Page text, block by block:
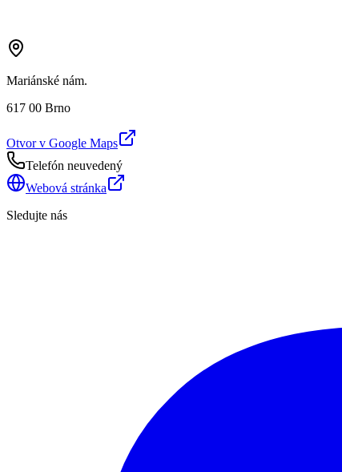
Mariánské nám.
617 00 Brno
Otvor v Google Maps
Telefón neuvedený
Webová stránka
Sledujte nás